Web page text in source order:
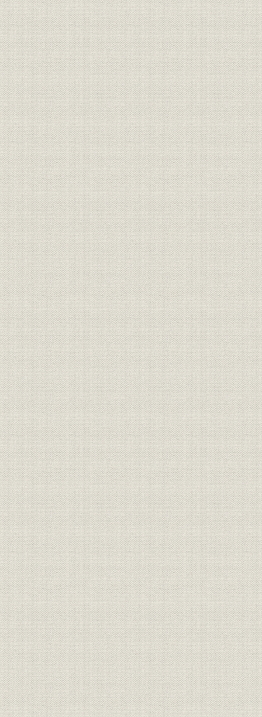
第三項 販売体制
第四項 新契約の大量獲得と大量増員
第五項 事務体制の改善
第三節 資産運用および損益
第一項 資産運用
第二項 損益・剰余金処分
第一一章 金融の自由化・国際化と朝日生命(昭和五〇年~)
第一節 業界環境の新たな展開と当社
第一項 環境の進展と行政の対応
第二項 業界状況
第三項 経営体制
第四項 経営方針
第二節 営業面の充実と進展
第一項 営業の概況
第二項 商品・サービスの多様化
第三項 販売体制
第四項 企業向け商品の販売体制
第五項 事務体制の効率化・活性化
第六項 消費者意向の吸収と広報活動
第三節 資産運用および損益
第一項 資産運用
第二項 損益・剰余金処分
終章
第一項 一〇〇周年記念事業および記念式典
第二項 長期経営計画「ROYAL21」
第三項 第二世紀へ向かって
補章 従業員福祉と社会公共活動
第一節 帝国生命時代
第一項 退職金制度と永年勤続表彰